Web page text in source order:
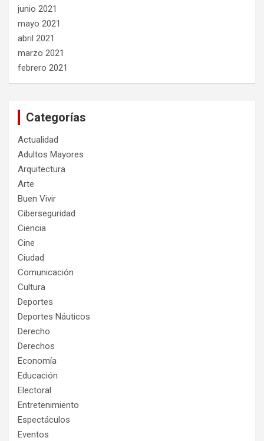
junio 2021
mayo 2021
abril 2021
marzo 2021
febrero 2021
Categorías
Actualidad
Adultos Mayores
Arquitectura
Arte
Buen Vivir
Ciberseguridad
Ciencia
Cine
Ciudad
Comunicación
Cultura
Deportes
Deportes Náuticos
Derecho
Derechos
Economía
Educación
Electoral
Entretenimiento
Espectáculos
Eventos